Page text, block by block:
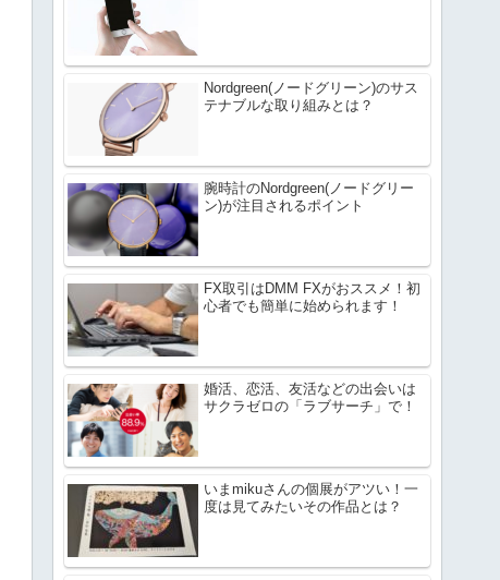
Nordgreen(ノードグリーン)のサス
テナブルな取り組みとは？
腕時計のNordgreen(ノードグリー
ン)が注目されるポイント
FX取引はDMM FXがおススメ！初
心者でも簡単に始められます！
婚活、恋活、友活などの出会いは
サクラゼロの「ラブサーチ」で！
いまmikuさんの個展がアツい！一
度は見てみたいその作品とは？